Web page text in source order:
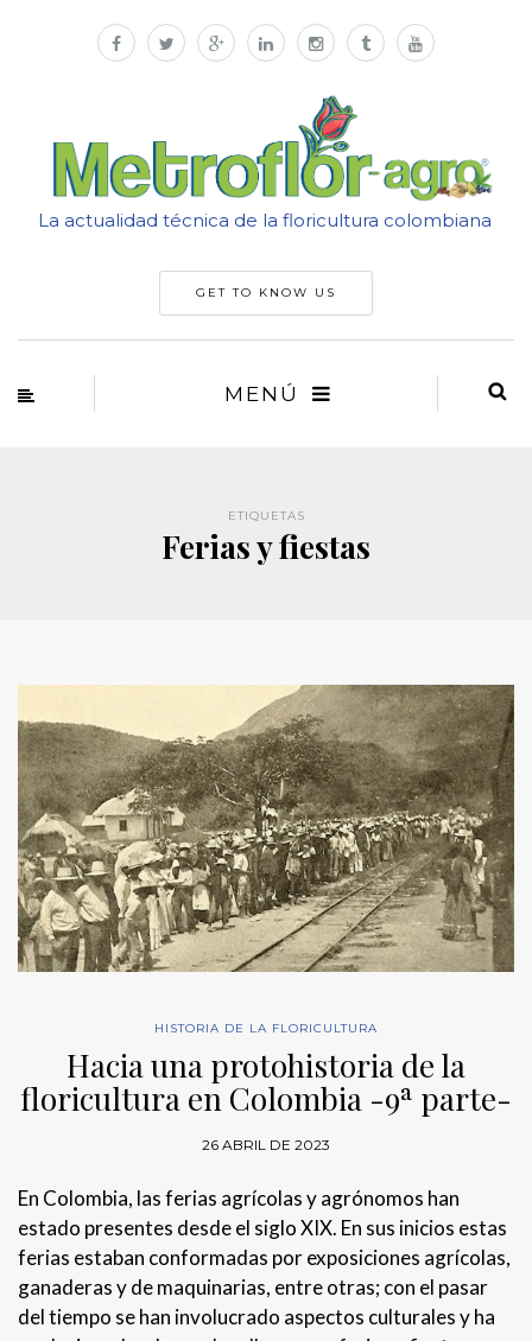
La actualidad técnica de la floricultura colombiana
GET TO KNOW US
MENÚ
ETIQUETAS
Ferias y fiestas
HISTORIA DE LA FLORICULTURA
Hacia una protohistoria de la
floricultura en Colombia -9ª parte-
26 ABRIL DE 2023
En Colombia, las ferias agrícolas y agrónomos han
estado presentes desde el siglo XIX. En sus inicios estas
ferias estaban conformadas por exposiciones agrícolas,
ganaderas y de maquinarias, entre otras; con el pasar
del tiempo se han involucrado aspectos culturales y ha